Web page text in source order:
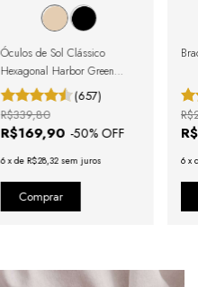
Óculos de Sol Clássico
Hexagonal Harbor Green
Gold
(657)
R$169,90-50% OFF
R$339,80
6 xdeR$28,32 sem juros 6 x